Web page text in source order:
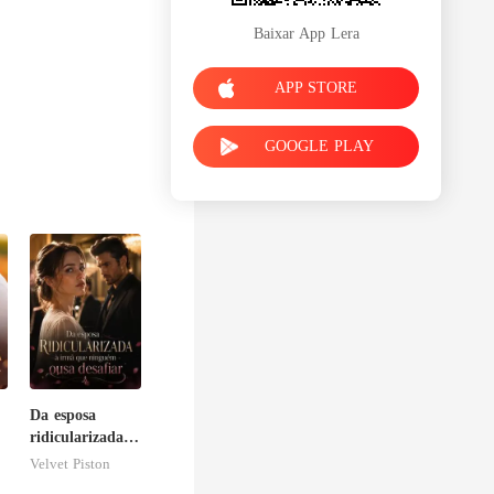
Da esposa
ridicularizada à
irmã que
Velvet Piston
Baixar App Lera
APP STORE
GOOGLE PLAY